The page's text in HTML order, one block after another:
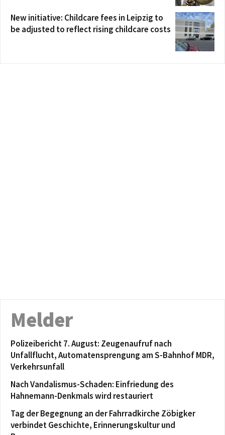
New initiative: Childcare fees in Leipzig to
be adjusted to reflect rising childcare costs
Melder
Polizeibericht 7. August: Zeugenaufruf nach
Unfallflucht, Automatensprengung am S-Bahnhof MDR,
Verkehrsunfall
Nach Vandalismus-Schaden: Einfriedung des
Hahnemann-Denkmals wird restauriert
Tag der Begegnung an der Fahrradkirche Zöbigker
verbindet Geschichte, Erinnerungskultur und